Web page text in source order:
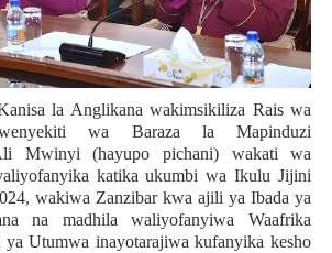
la Anglikana wakimsikiliza Rais wa
wa Baraza la Mapinduzi
Mwinyi (hayupo pichani) wakati wa
katika ukumbi wa Ikulu Jijini
wakiwa Zanzibar kwa ajili ya Ibada ya
na madhila waliyofanyiwa Waafrika
ya Utumwa inayotarajiwa kufanyika kesho